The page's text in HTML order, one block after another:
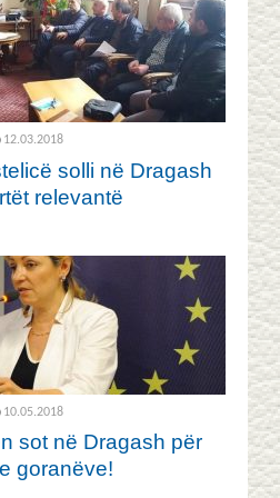
12.03.2018
solli në Dragash
relevantë
10.05.2018
sot në Dragash për
goranëve!